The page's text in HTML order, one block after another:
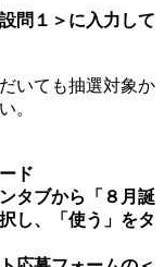
問１＞に入力して
いても抽選対象か
。
ド
タブから「８月誕
し、「使う」をタ